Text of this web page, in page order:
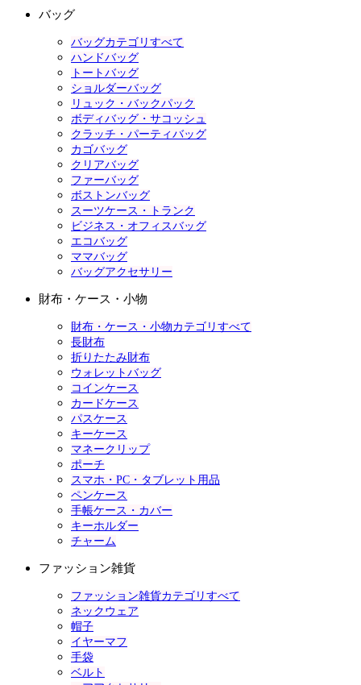
バッグ
バッグカテゴリすべて
ハンドバッグ
トートバッグ
ショルダーバッグ
リュック・バックパック
ボディバッグ・サコッシュ
クラッチ・パーティバッグ
カゴバッグ
クリアバッグ
ファーバッグ
ボストンバッグ
スーツケース・トランク
ビジネス・オフィスバッグ
エコバッグ
ママバッグ
バッグアクセサリー
財布・ケース・小物
財布・ケース・小物カテゴリすべて
長財布
折りたたみ財布
ウォレットバッグ
コインケース
カードケース
パスケース
キーケース
マネークリップ
ポーチ
スマホ・PC・タブレット用品
ペンケース
手帳ケース・カバー
キーホルダー
チャーム
ファッション雑貨
ファッション雑貨カテゴリすべて
ネックウェア
帽子
イヤーマフ
手袋
ベルト